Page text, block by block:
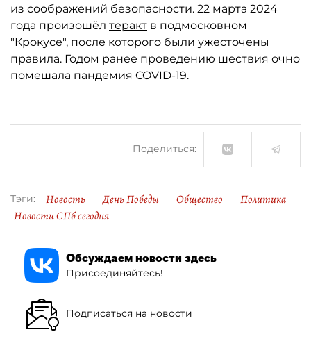
из соображений безопасности. 22 марта 2024
года произошёл теракт в подмосковном
"Крокусе", после которого были ужесточены
правила. Годом ранее проведению шествия очно
помешала пандемия COVID-19.
Поделиться:
Тэги: Новость День Победы Общество
Политика
Новости СПб сегодня
Обсуждаем новости здесь
Присоединяйтесь!
Подписаться на новости